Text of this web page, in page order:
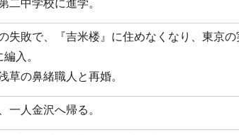
二中学校に進学。
失敗で、『吉米楼』に住めなくなり、東京
入。
草の鼻緒職人と再婚。
一人金沢へ帰る。